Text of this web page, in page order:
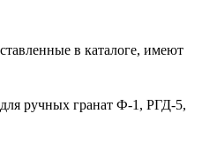
в каталоге, имеют